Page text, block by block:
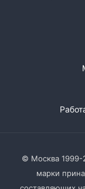
© Москва 1999-
марки